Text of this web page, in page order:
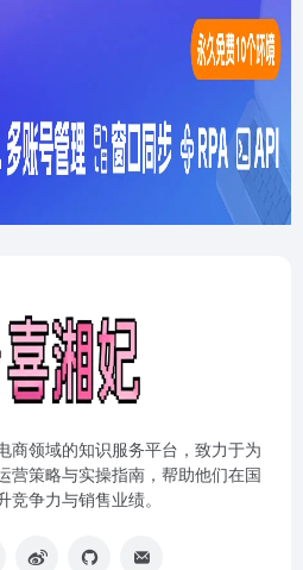
商领域的知识服务平台，致力于为
营策略与实操指南，帮助他们在国
竞争力与销售业绩。